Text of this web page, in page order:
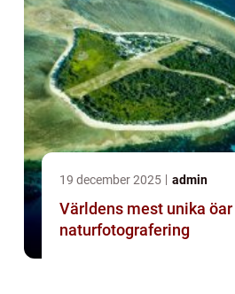
19 december 2025 admin
Världens mest unika
naturfotografering